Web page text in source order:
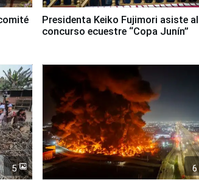
Presidenta Keiko Fujimori asiste al
concurso ecuestre “Copa Junín”
5 6